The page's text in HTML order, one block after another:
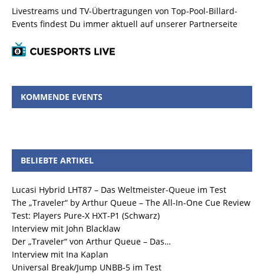
Livestreams und TV-Übertragungen von Top-Pool-Billard-
Events findest Du immer aktuell auf unserer Partnerseite
KOMMENDE EVENTS
BELIEBTE ARTIKEL
Lucasi Hybrid LHT87 – Das Weltmeister-Queue im Test
The „Traveler“ by Arthur Queue – The All-In-One Cue Review
Test: Players Pure-X HXT-P1 (Schwarz)
Interview mit John Blacklaw
Der „Traveler“ von Arthur Queue – Das…
Interview mit Ina Kaplan
Universal Break/Jump UNBB-5 im Test